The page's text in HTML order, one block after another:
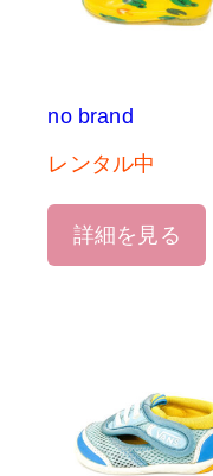
no brand
レンタル中
詳細を見る